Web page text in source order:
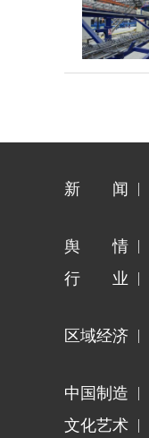
新 闻
舆 情
行 业
区域经济
中国制造
文化艺术